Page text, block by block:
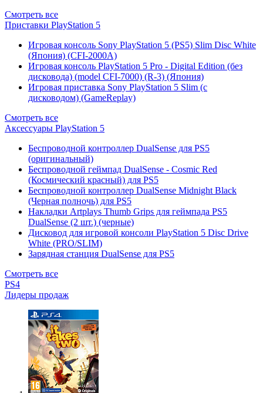
Смотреть все
Приставки PlayStation 5
Игровая консоль Sony PlayStation 5 (PS5) Slim Disc White
(Япония) (CFI-2000A)
Игровая консоль PlayStation 5 Pro - Digital Edition (без
дисковода) (model CFI-7000) (R-3) (Япония)
Игровая приставка Sony PlayStation 5 Slim (с
дисководом) (GameReplay)
Смотреть все
Аксессуары PlayStation 5
Беспроводной контроллер DualSense для PS5
(оригинальный)
Беспроводной геймпад DualSense - Cosmic Red
(Космический красный) для PS5
Беспроводной контроллер DualSense Midnight Black
(Черная полночь) для PS5
Накладки Artplays Thumb Grips для геймпада PS5
DualSense (2 шт.) (черные)
Дисковод для игровой консоли PlayStation 5 Disc Drive
White (PRO/SLIM)
Зарядная станция DualSense для PS5
Смотреть все
PS4
Лидеры продаж